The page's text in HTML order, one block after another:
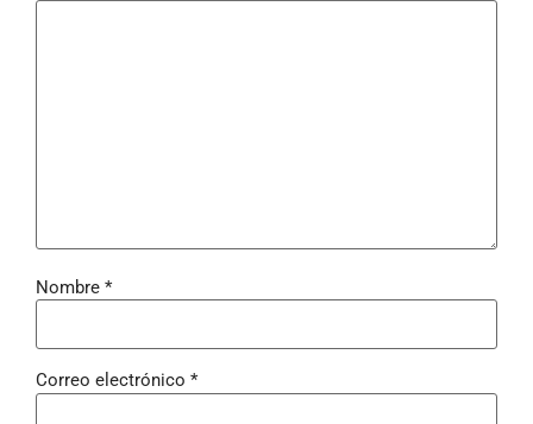
Nombre *
Correo electrónico *